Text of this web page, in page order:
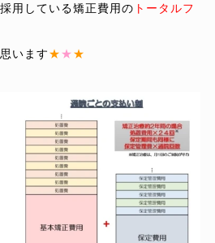
用している矯正費用の トータルフ
います★★★